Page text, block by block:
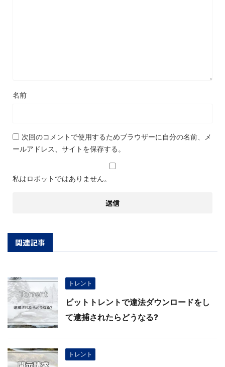
名前
次回のコメントで使用するためブラウザーに自分の名前、メ
ールアドレス、サイトを保存する。
私はロボットではありません。
関連記事
トレント
ビットトレントで違法ダウンロードをし
て逮捕されたらどうなる?
トレント